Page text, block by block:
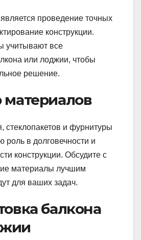
проведение точных
конструкции.
учитывают все
или лоджии, чтобы
решение.
материалов
и фурнитуры
роль в долговечности и
конструкции. Обсудите с
материалы лучшим
для ваших задач.
балкона